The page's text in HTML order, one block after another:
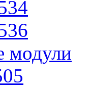
модули